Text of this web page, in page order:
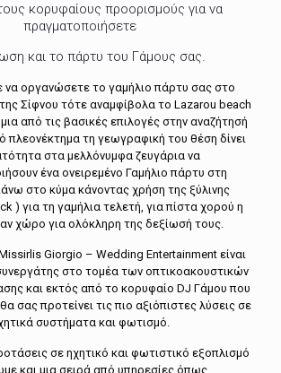
κορυφαίους προορισμούς για να
πραγματοποιήσετε
και το πάρτυ του Γάμους σας.
να οργανώσετε το γαμήλιο πάρτυ σας στο
Σίφνου τότε αναμφίβολα το Lazarou beach
από τις βασικές επιλογές στην αναζήτησή
πλεονέκτημα τη γεωγραφική του θέση δίνει
στα μελλόνυμφα ζευγάρια να
ένα ονειρεμένο Γαμήλιο πάρτυ στη
στο κύμα κάνοντας χρήση της ξύλινης
) για τη γαμήλια τελετή, για πίστα χορού η
χώρο για ολόκληρη της δεξίωσή τους.
Giorgio – Wedding Entertainment είναι
στο τομέα των οπτικοακουστικών
και εκτός από το κορυφαίο DJ Γάμου που
σας προτείνει τις πιο αξιόπιστες λύσεις σε
συστήματα και φωτισμό.
σε ηχητικό και φωτιστικό εξοπλισμό
και μια σειρά από υπηρεσίες όπως